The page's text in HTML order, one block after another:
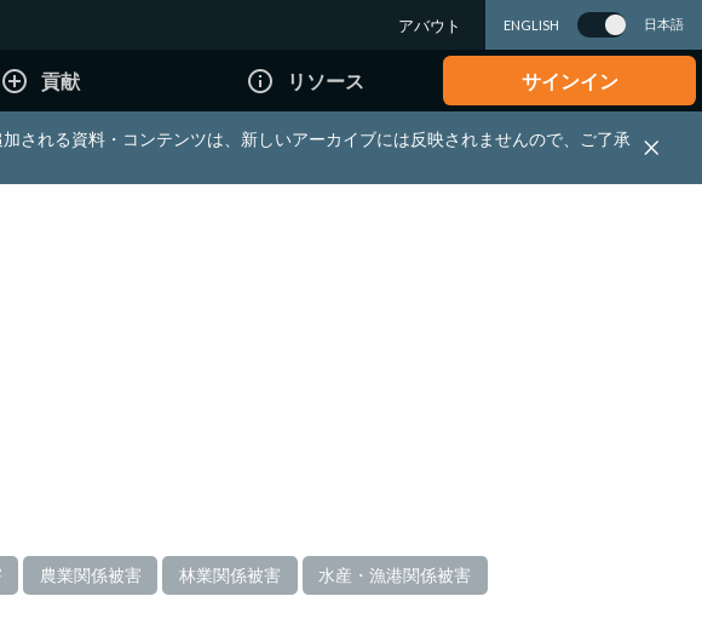
アバウト ENGLISH 日本語
add_circle_outline 貢献 info_outline リソース サインイン
される資料・コンテンツは、新しいアーカイブには反映されませんので、ご了承
農業関係被害 林業関係被害 水産・漁港関係被害